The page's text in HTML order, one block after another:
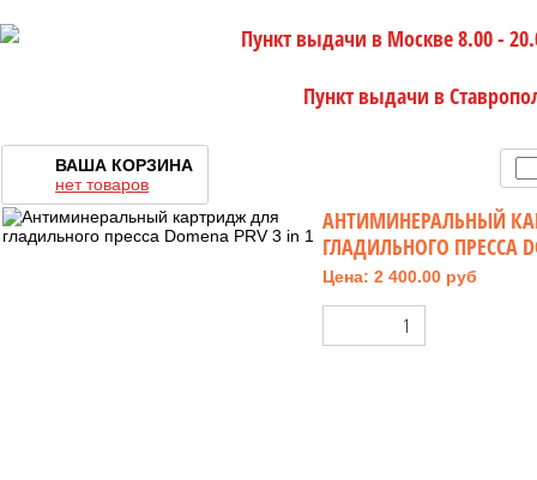
Пункт выдачи в Москве 8.00 -
Пункт выдачи в
ВАША КОРЗИНА
нет товаров
АНТИМИНЕРАЛЬНЫЙ
ГЛАДИЛЬНОГО ПРЕССА
Цена: 2 400.00 руб